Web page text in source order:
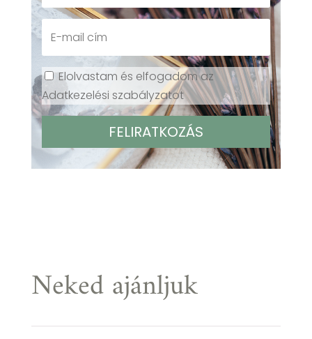
Elolvastam és elfogadom az
Adatkezelési szabályzatot
Neked ajánljuk